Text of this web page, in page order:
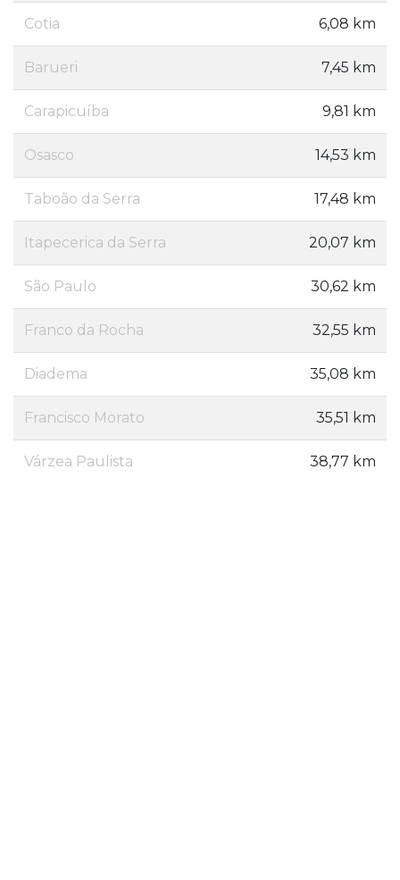
Cotia 6,08 km
Barueri 7,45 km
Carapicuíba 9,81 km
Osasco 14,53 km
Taboão da Serra 17,48 km
Itapecerica da Serra 20,07 km
São Paulo 30,62 km
Franco da Rocha 32,55 km
Diadema 35,08 km
Francisco Morato 35,51 km
Várzea Paulista 38,77 km